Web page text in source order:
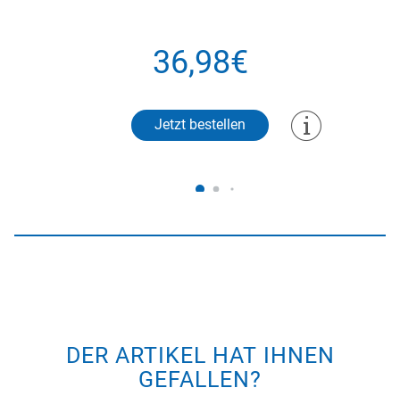
36,98€
Jetzt bestellen
DER ARTIKEL HAT IHNEN
GEFALLEN?